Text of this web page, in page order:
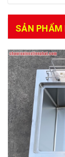
SẢN PHẨM